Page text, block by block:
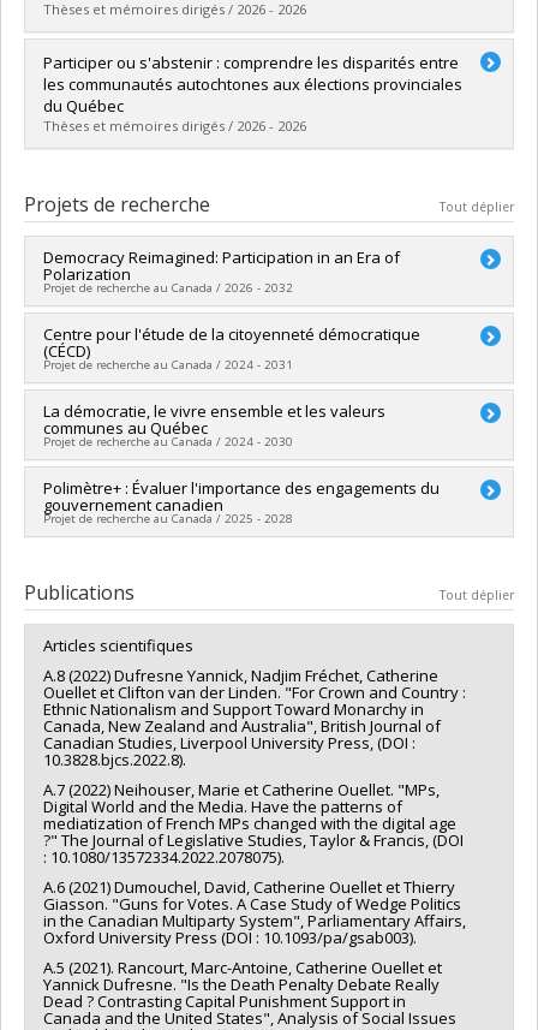
Thèses et mémoires dirigés / 2026 - 2026
Diplômé(e) : Duhaime-Gagné, Delphine
Cycle :Maîtrise
Diplôme obtenu :
Lien vers le document dans Papyrus
Participer ou s'abstenir : comprendre les disparités entre
les communautés autochtones aux élections provinciales
du Québec
Thèses et mémoires dirigés / 2026 - 2026
Cycle : Maîtrise
Diplôme obtenu :M. Sc.
Lien vers le document dans Papyrus
Projets de recherche Tout déplier
Democracy Reimagined: Participation in an Era of
Polarization
Projet de recherche au Canada / 2026 - 2032
Chercheur principal : Laurie Beaudonnet
Co-chercheurs :
Pascale Devette,
Sources de financement :
Programmes de subvention :PVXXXXXX-Subvention Savoir
Centre pour l'étude de la citoyenneté démocratique
(CÉCD)
Projet de recherche au Canada / 2024 - 2031
Chercheur principal :Patrick Fournier,Frédérick Bastien
Co-chercheurs : André Blais, Claire Durand
Jean-François Godbout
Laurie Beaudonnet
Dassonneville,Olivier Jacques,Catherine Ouellet, Evelyne
Brie,Dietlind Stolle,Antoine Bilodeau
Benjamin Forest,Mebs Kanji,Allison Harell,Colette Brin,
Jeremy Clark
Yannick Dufresne,Dominic Duval,Aaron Sholom Erlich,
Fenwick McKelvey,Thomas Georg Soehl,Eric Louis Hehman,
Mireille Lalancette,Reihaneh Rabbany
Elissa Berwick,Valérie-Anne Mahéo-Le Luel ,Marina
Doucerain,Arnaud Dellis,Emmanuel Choquette,Joanie
Bouchard,Lisa Birch,Virginie Hébert,Shannon Dinan
Nicolas Ajzenman,Colin Sott,Simon Coulombe
Sources de financement :
FRQSC/Fonds de recherche du
Québec - Société et culture (FQRSC)
Programmes de subvention :PV129894-(RG) Programme
Regroupements stratégiques
La démocratie, le vivre ensemble et les valeurs
communes au Québec
Projet de recherche au Canada / 2024 - 2030
Chercheur principal : Mireille Lalancette
Co-chercheurs :Catherine Ouellet
Sources de financement :
Polimètre+ : Évaluer l'importance des engagements du
gouvernement canadien
Projet de recherche au Canada / 2025 - 2028
Co-chercheurs :
Sources de financement :CRSH/Conseil de recherches en
sciences humaines du Canada
Programmes de subvention :
Publications Tout déplier
Articles scientifiques
A.8 (2022) Dufresne Yannick, Nadjim Fréchet, Catherine
Ouellet et Clifton van der Linden. "For Crown and Country :
Ethnic Nationalism and Support Toward Monarchy in
Canada, New Zealand and Australia", British Journal of
Canadian Studies, Liverpool University Press, (DOI :
10.3828.bjcs.2022.8).
A.7 (2022) Neihouser, Marie et Catherine Ouellet. "MPs,
Digital World and the Media. Have the patterns of
mediatization of French MPs changed with the digital age
?" The Journal of Legislative Studies, Taylor & Francis, (DOI
: 10.1080/13572334.2022.2078075).
A.6 (2021) Dumouchel, David, Catherine Ouellet et Thierry
Giasson. "Guns for Votes. A Case Study of Wedge Politics
in the Canadian Multiparty System", Parliamentary Affairs,
Oxford University Press (DOI : 10.1093/pa/gsab003).
A.5 (2021). Rancourt, Marc-Antoine, Catherine Ouellet et
Yannick Dufresne. "Is the Death Penalty Debate Really
Dead ? Contrasting Capital Punishment Support in
Canada and the United States", Analysis of Social Issues